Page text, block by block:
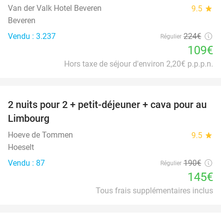
Van der Valk Hotel Beveren 9.5 star
Beveren
Vendu : 3.237
Régulier 224€
109€
Hors taxe de séjour d'environ 2,20€ p.p.p.n.
24%
2 nuits pour 2 + petit-déjeuner + cava pour au
Limbourg
Hoeve de Tommen 9.5 star
Hoeselt
Vendu : 87
Régulier 190€
145€
Tous frais supplémentaires inclus